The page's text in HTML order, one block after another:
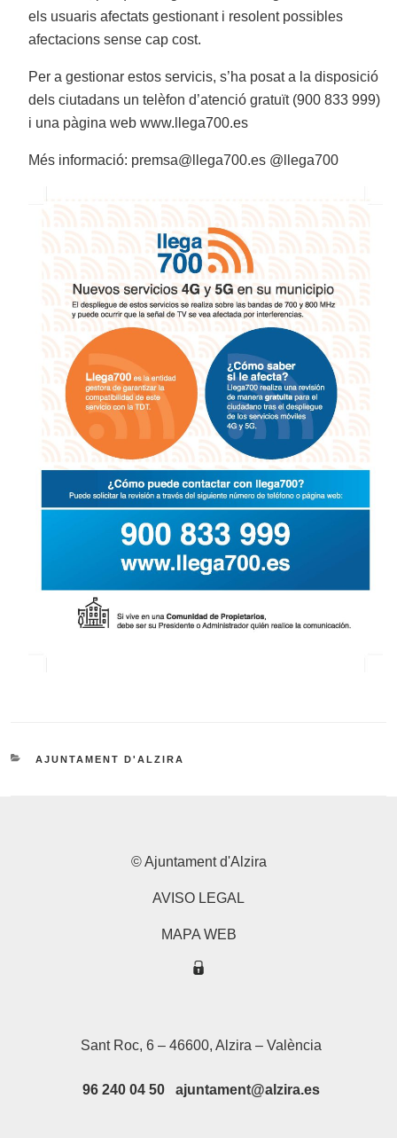
els usuaris afectats gestionant i resolent possibles
afectacions sense cap cost.
Per a gestionar estos servicis, s’ha posat a la disposició
dels ciutadans un telèfon d’atenció gratuït (900 833 999)
i una pàgina web www.llega700.es
Més informació: premsa@llega700.es @llega700
CATEGORIES
AJUNTAMENT D'ALZIRA
© Ajuntament d'Alzira
AVISO LEGAL
MAPA WEB
Sant Roc, 6 – 46600, Alzira – València
96 240 04 50 ajuntament@alzira.es